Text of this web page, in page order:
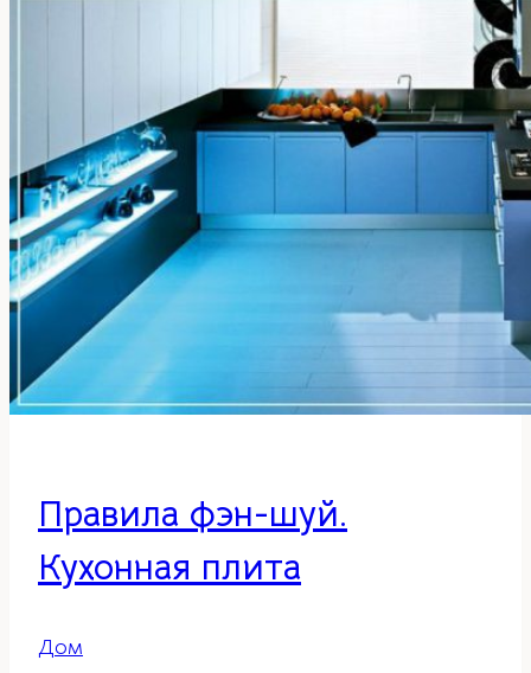
шуй
Правила фэн-шуй.
Кухонная плита
Дом